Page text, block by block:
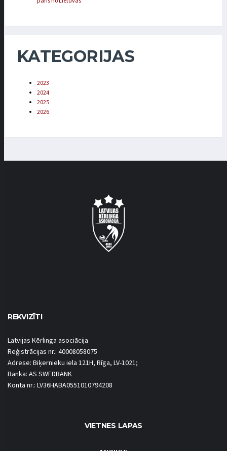
KATEGORIJAS
2023
2024
2025
2026
REKVIZĪTI
Latvijas Kērlinga asociācija
Reģistrācijas nr.: 40008058075
Adrese: Biķernieku iela 121H, Rīga, LV-1021;
Banka: AS SWEDBANK
Konta nr.: LV36HABA0551010794208
VIETNES LAPAS